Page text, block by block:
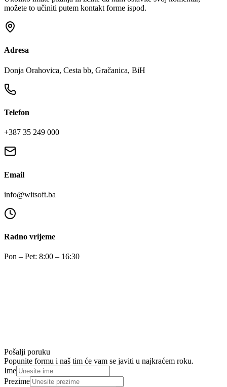
možete to učiniti putem kontakt forme ispod.
Adresa
Donja Orahovica, Cesta bb, Gračanica, BiH
Telefon
+387 35 249 000
Email
info@witsoft.ba
Radno vrijeme
Pon – Pet: 8:00 – 16:30
Pošalji poruku
Popunite formu i naš tim će vam se javiti u najkraćem roku.
Ime
Prezime